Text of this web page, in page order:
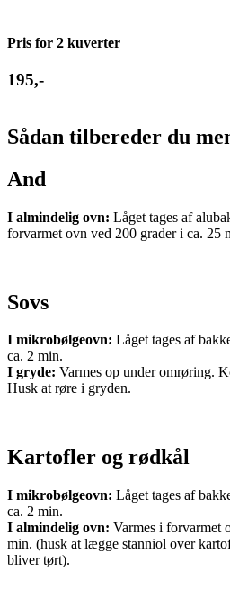
Pris for 2 kuverter
195,-
Sådan tilbereder du
And
I almindelig ovn: Låget tages af
forvarmet ovn ved 200 grader i ca. 25
Sovs
I mikrobølgeovn: Låget tages af
ca. 2 min.
I gryde: Varmes op under omrøring.
Husk at røre i gryden.
Kartofler og rødkål
I mikrobølgeovn: Låget tages af
ca. 2 min.
I almindelig ovn: Varmes i forvarmet
min. (husk at lægge stanniol over
bliver tørt).